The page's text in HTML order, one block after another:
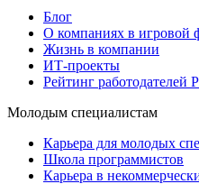
Блог
О компаниях в игровой
Жизнь в компании
ИТ-проекты
Рейтинг работодателей
Молодым специалистам
Карьера для молодых
Школа программистов
Карьера в